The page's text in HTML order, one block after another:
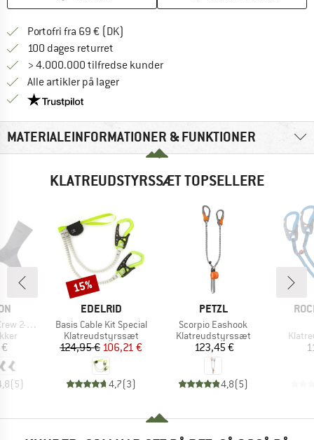
Portofri fra 69 € (DK)
100 dages returret
> 4.000.000 tilfredse kunder
Alle artikler på lager
Vi er Trustpilot-certificeret - oplysningerne får du
MATERIALEINFORMATIONER & FUNKTIONER
KLATREUDSTYRSSÆT TOPSELLERE
2-Pack
(5)
MÆRKE
EDELRID
Artikel
Basis Cable Kit Special
Produktgruppe
Klatreudstyrssæt
Pris
124,95 €Nedsat pris
106,21 €
4,7(3)
Rabat
15%
MÆRKE
PETZL
Artikel
Scorpio Eashook
Produktgruppe
Klatreudstyrssæt
Pris
123,45 €
4,8(5)